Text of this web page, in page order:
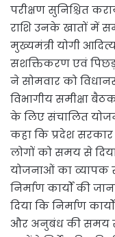
परीक्षण सुनिश्चित
राशि उनके खातों में
मुख्यमंत्री योगी
सशक्तिकरण एवं पिछड़ा
ने सोमवार को
विभागीय समीक्षा
के लिए संचालित
कहा कि प्रदेश
लोगों को समय से
योजनाओं का व्यापक
निर्माण कार्यों की
दिया कि निर्माण
और अनुबंध की समय